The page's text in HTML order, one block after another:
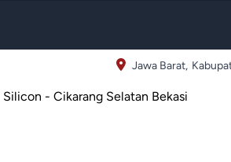
Jawa Barat,
- Cikarang Selatan Bekasi